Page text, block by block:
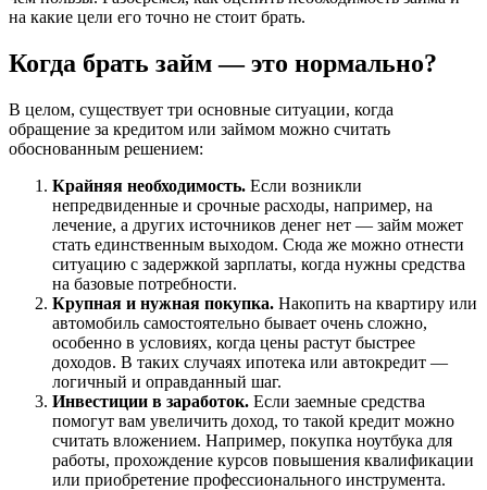
на какие цели его точно не стоит брать.
Когда брать займ — это нормально?
В целом, существует три основные ситуации, когда
обращение за кредитом или займом можно считать
обоснованным решением:
Крайняя необходимость. Если возникли
непредвиденные и срочные расходы, например, на
лечение, а других источников денег нет — займ может
стать единственным выходом. Сюда же можно отнести
ситуацию с задержкой зарплаты, когда нужны средства
на базовые потребности.
Крупная и нужная покупка. Накопить на квартиру или
автомобиль самостоятельно бывает очень сложно,
особенно в условиях, когда цены растут быстрее
доходов. В таких случаях ипотека или автокредит —
логичный и оправданный шаг.
Инвестиции в заработок. Если заемные средства
помогут вам увеличить доход, то такой кредит можно
считать вложением. Например, покупка ноутбука для
работы, прохождение курсов повышения квалификации
или приобретение профессионального инструмента.